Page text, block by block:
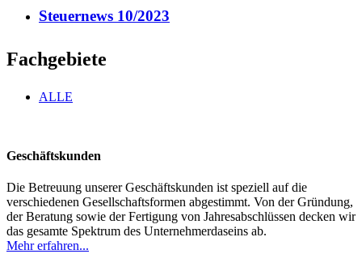
Steuernews 10/2023
Fachgebiete
ALLE
Geschäftskunden
Die Betreuung unserer Geschäftskunden ist speziell auf die
verschiedenen Gesellschaftsformen abgestimmt. Von der Gründung,
der Beratung sowie der Fertigung von Jahresabschlüssen decken wir
das gesamte Spektrum des Unternehmerdaseins ab.
Mehr erfahren...